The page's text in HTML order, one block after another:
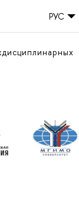
РУС